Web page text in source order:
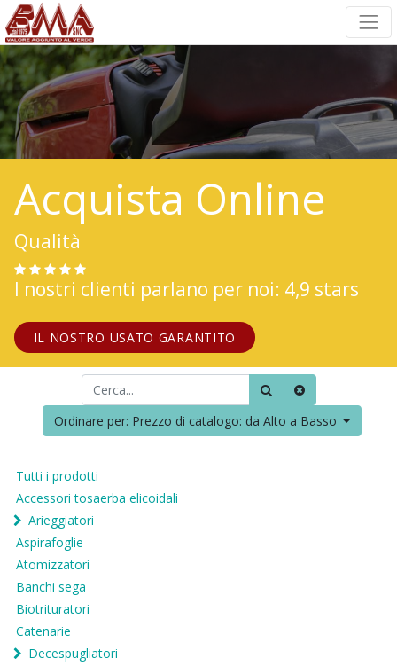
Acquista Online
Qualità
I nostri clienti parlano per noi: 4,9 stars
IL NOSTRO USATO GARANTITO
Ordinare per: Prezzo di catalogo: da Alto a Basso
Tutti i prodotti
Accessori tosaerba elicoidali
Arieggiatori
Aspirafoglie
Atomizzatori
Banchi sega
Biotrituratori
Catenarie
Decespugliatori